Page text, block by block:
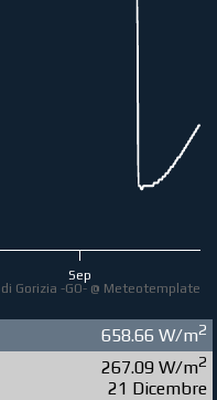
Sep
Gorizia -GO- @ Meteotemplate
658.66 W/m2
267.09 W/m2
21 Dicembre